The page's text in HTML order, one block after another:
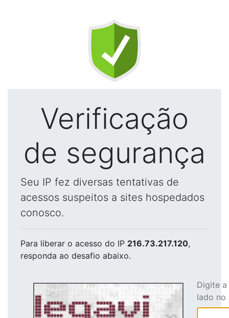
Verificação
de segurança
Seu IP fez diversas tentativas de
acessos suspeitos a sites hospedados
conosco.
Para liberar o acesso do IP 216.73.217.120,
responda ao desafio abaixo.
Digite
lado no